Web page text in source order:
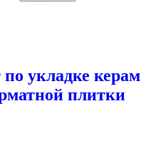
укладке
плитки